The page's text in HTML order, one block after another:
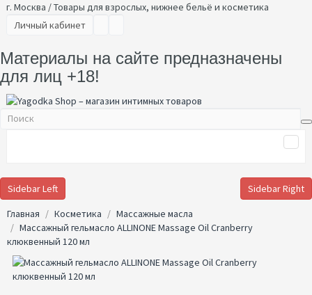
г. Москва / Товары для взрослых, нижнее бельё и косметика
Личный кабинет
Материалы на сайте предназначены
для лиц +18!
Sidebar Left
Sidebar Right
Главная
Косметика
Массажные масла
Массажный гельмасло ALLINONE Massage Oil Cranberry
клюквенный 120 мл